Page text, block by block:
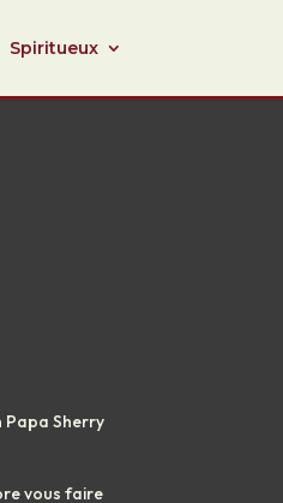
Spiritueux
Papa Sherry
vous faire